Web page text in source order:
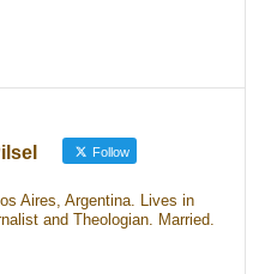
Follow
Aires, Argentina. Lives in
and Theologian. Married.